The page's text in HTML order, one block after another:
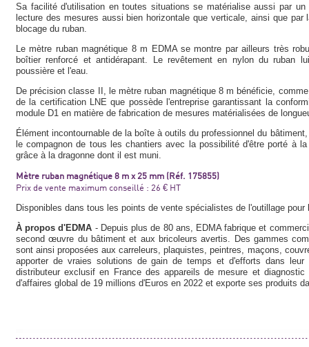
Sa facilité d'utilisation en toutes situations se matérialise aussi par
lecture des mesures aussi bien horizontale que verticale, ainsi que
blocage du ruban.
Le mètre ruban magnétique 8 m EDMA se montre par ailleurs très
boîtier renforcé et antidérapant. Le revêtement en nylon du ruban
poussière et l'eau.
De précision classe II, le mètre ruban magnétique 8 m bénéficie,
de la certification LNE que possède l'entreprise garantissant la
module D1 en matière de fabrication de mesures matérialisées de
Élément incontournable de la boîte à outils du professionnel du
le compagnon de tous les chantiers avec la possibilité d'être porté à
grâce à la dragonne dont il est muni.
Mètre ruban magnétique 8 m x 25 mm (Réf. 175855)
Prix de vente maximum conseillé : 26 € HT
Disponibles dans tous les points de vente spécialistes de l'outillage pour
À propos d'EDMA - Depuis plus de 80 ans, EDMA fabrique et
second œuvre du bâtiment et aux bricoleurs avertis. Des gammes
sont ainsi proposées aux carreleurs, plaquistes, peintres, maçons,
apporter de vraies solutions de gain de temps et d'efforts dans
distributeur exclusif en France des appareils de mesure et
d'affaires global de 19 millions d'Euros en 2022 et exporte ses produits